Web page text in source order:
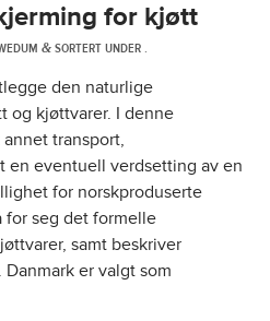
for kjøtt
&SORTERT UNDER .
den naturlige
og kjøttvarer. I denne
transport,
en eventuell verdsetting av en
for norskproduserte
for seg det formelle
samt beskriver
er valgt som